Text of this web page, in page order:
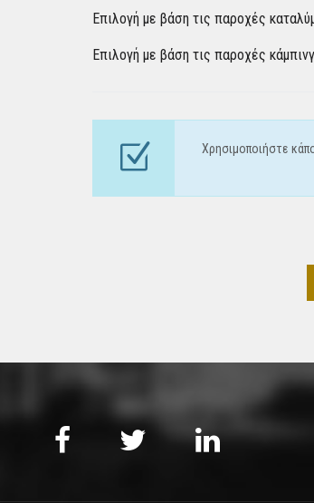
Επιλογή με βάση τις παροχές
Επιλογή με βάση τις παροχές
Χρησιμοποιήστε